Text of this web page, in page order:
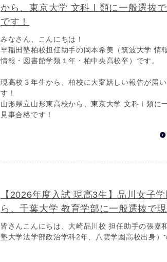
から、東京大学 文科Ⅰ類に一般選抜
です！
みなさん、こんにちは！
早稲田塾柏校担任助手の岡本希美（筑波大学 情
情報・図書館学類１年・柏中央高校卒）です。
現高校３年生から、柏校に大変嬉しい報告が届
す！
山形県立山形東高校から、東京大学 文科Ⅰ類に
見事合格です！
【2026年度入試 現高3生】品川女子
ら、千葉大学 教育学部に一般選抜で現
皆さんこんにちは、大崎品川校 担任助手の張嘉
塾大学法学部政治学科2年、八雲学園高校出身）